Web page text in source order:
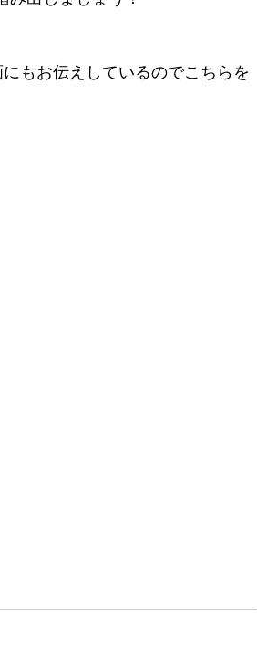
もお伝えしているのでこちらを